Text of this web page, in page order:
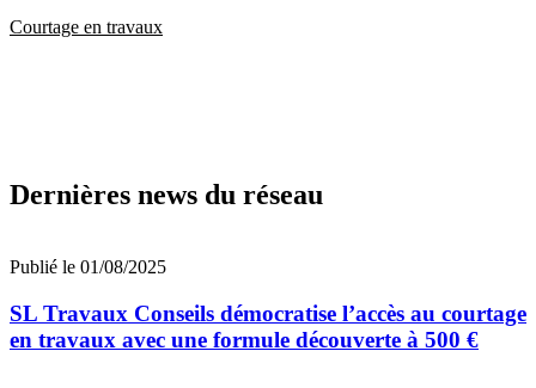
Courtage en travaux
Dernières news du réseau
Publié le 01/08/2025
SL Travaux Conseils démocratise l’accès au courtage
en travaux avec une formule découverte à 500 €